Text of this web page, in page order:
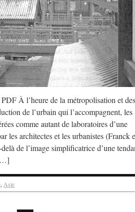
À l’heure de la métropolisation et des
de l’urbain qui l’accompagnent, les
comme autant de laboratoires d’une
les architectes et les urbanistes (Franck
de l’image simplificatrice d’une
, Asie